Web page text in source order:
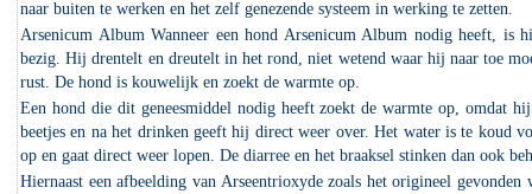
naar buiten te werken en het zelf genezende systeem in werking te zetten.
Arsenicum Album Wanneer een hond Arsenicum Album nodig heeft, is
bezig. Hij drentelt en dreutelt in het rond, niet wetend waar hij naar toe
rust. De hond is kouwelijk en zoekt de warmte op.
Een hond die dit geneesmiddel nodig heeft zoekt de warmte op, omdat
beetjes en na het drinken geeft hij direct weer over. Het water is te koud
op en gaat direct weer lopen. De diarree en het braaksel stinken dan ook
Hiernaast een afbeelding van Arseentrioxyde zoals het origineel